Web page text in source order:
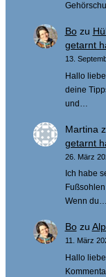
Bozu
getarnt
13.
Hallo
deine
und…
Martina
getarnt
26. März
Ich habe
Wenn du…
Bozu
11. März
Hallo